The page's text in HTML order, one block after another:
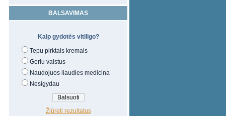
BALSAVIMAS
Kaip gydotės vitiligo?
Tepu pirktais kremais
Geriu vaistus
Naudojuos liaudies medicina
Nesigydau
Žiūrėti rezultatus